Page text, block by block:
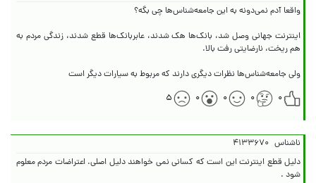
اینترنت جهانی وصل شد، بانک‌ها هک شدند، عابربانک‌ها قطع شدند، زندگی مردم به
ولی جامعه‌شناس‌ها نظرات دیگری دارند که مربوط به سیارات دیگر است
۰
۰ ۰ ۰ ۵
ناشناس ۴۱۳۳۶۷۰
دلیل قطع اینترنت این است که کسانی نمی خواهند دلیل اصلی. اعتراضات مردم معلوم
شود .